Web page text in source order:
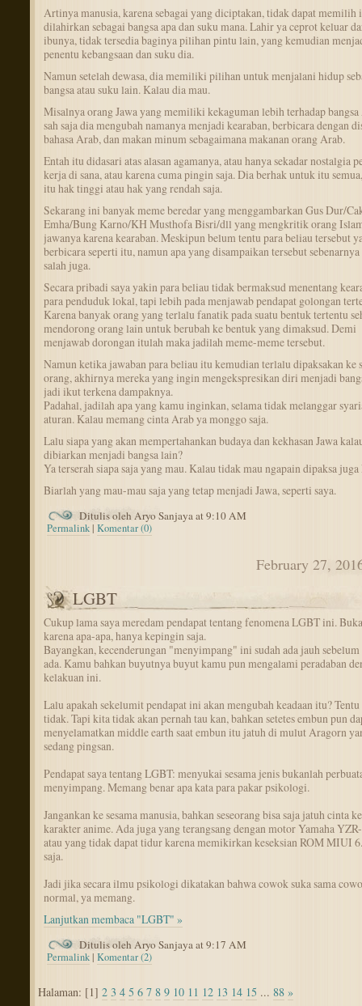
Artinya manusia, karena sebagai yang diciptakan, tidak dapat memilih
dilahirkan sebagai bangsa apa dan suku mana. Lahir ya ceprot keluar
ibunya, tidak tersedia baginya pilihan pintu lain, yang kemudian
penentu kebangsaan dan suku dia.
Namun setelah dewasa, dia memiliki pilihan untuk menjalani hidup
bangsa atau suku lain. Kalau dia mau.
Misalnya orang Jawa yang memiliki kekaguman lebih terhadap bangsa
sah saja dia mengubah namanya menjadi kearaban, berbicara dengan
bahasa Arab, dan makan minum sebagaimana makanan orang Arab.
Entah itu didasari atas alasan agamanya, atau hanya sekadar nostalgia
kerja di sana, atau karena cuma pingin saja. Dia berhak untuk itu
itu hak tinggi atau hak yang rendah saja.
Sekarang ini banyak meme beredar yang menggambarkan Gus Dur/
Emha/Bung Karno/KH Musthofa Bisri/dll yang mengkritik orang
jawanya karena kearaban. Meskipun belum tentu para beliau tersebut
berbicara seperti itu, namun apa yang disampaikan tersebut
salah juga.
Secara pribadi saya yakin para beliau tidak bermaksud menentang
para penduduk lokal, tapi lebih pada menjawab pendapat golongan
Karena banyak orang yang terlalu fanatik pada suatu bentuk tertentu
mendorong orang lain untuk berubah ke bentuk yang dimaksud. Demi
menjawab dorongan itulah maka jadilah meme-meme tersebut.
Namun ketika jawaban para beliau itu kemudian terlalu dipaksakan ke
orang, akhirnya mereka yang ingin mengekspresikan diri menjadi
jadi ikut terkena dampaknya.
Padahal, jadilah apa yang kamu inginkan, selama tidak melanggar
aturan. Kalau memang cinta Arab ya monggo saja.
Lalu siapa yang akan mempertahankan budaya dan kekhasan Jawa
dibiarkan menjadi bangsa lain?
Ya terserah siapa saja yang mau. Kalau tidak mau ngapain dipaksa juga
Biarlah yang mau-mau saja yang tetap menjadi Jawa, seperti saya.
Ditulis oleh Aryo Sanjaya at 9:10 AM
Permalink |Komentar (0)
February 27,
LGBT
Cukup lama saya meredam pendapat tentang fenomena LGBT ini.
karena apa-apa, hanya kepingin saja.
Bayangkan, kecenderungan "menyimpang" ini sudah ada jauh
ada. Kamu bahkan buyutnya buyut kamu pun mengalami peradaban
kelakuan ini.
Lalu apakah sekelumit pendapat ini akan mengubah keadaan itu? Tentu
tidak. Tapi kita tidak akan pernah tau kan, bahkan setetes embun pun
menyelamatkan middle earth saat embun itu jatuh di mulut Aragorn
sedang pingsan.
Pendapat saya tentang LGBT: menyukai sesama jenis bukanlah
menyimpang. Memang benar apa kata para pakar psikologi.
Jangankan ke sesama manusia, bahkan seseorang bisa saja jatuh cinta ke
karakter anime. Ada juga yang terangsang dengan motor Yamaha
atau yang tidak dapat tidur karena memikirkan keseksian ROM MIUI
saja.
Jadi jika secara ilmu psikologi dikatakan bahwa cowok suka sama
normal, ya memang.
Lanjutkan membaca "LGBT" »
Ditulis oleh Aryo Sanjaya at 9:17 AM
Permalink |Komentar (2)
Halaman: [1] 2 3 4 5 6 7 8 9 10 11 12 13 14 15 ... 88 »